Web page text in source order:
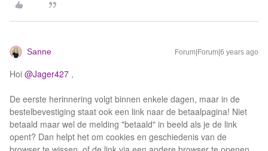
Sanne Forum|Forum|6 years ago
Hoi @Jager427 ,
De eerste herinnering volgt binnen enkele dagen, maar in de
bestelbevestiging staat ook een link naar de betaalpagina! Niet
betaald maar wel de melding "betaald" in beeld als je de link
opent? Dan helpt het om cookies en geschiedenis van de